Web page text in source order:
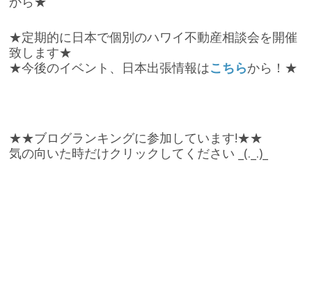
★定期的に日本で個別のハワイ不動産相談会を開催
致します★
★今後のイベント、日本出張情報はこちらから！★
★★ブログランキングに参加しています!★★
気の向いた時だけクリックしてください _(._.)_